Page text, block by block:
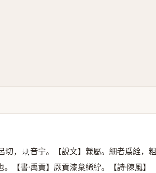
， 𠀤音宁。【說文】檾屬。細者爲絟，粗
【書·禹貢】厥貢漆枲絺紵。【詩·陳風】